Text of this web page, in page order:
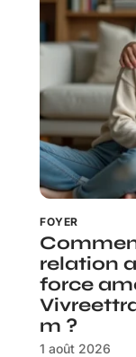
FOYER
relation
force
m ?
1 août 2026